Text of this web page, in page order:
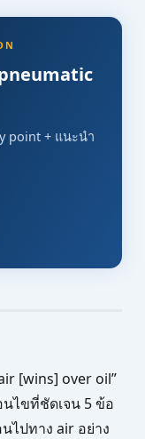
point + แนะนำ
[wins] over oil”
นไขที่ชัดเจน 5 ข้อ
ไปทาง air อย่าง